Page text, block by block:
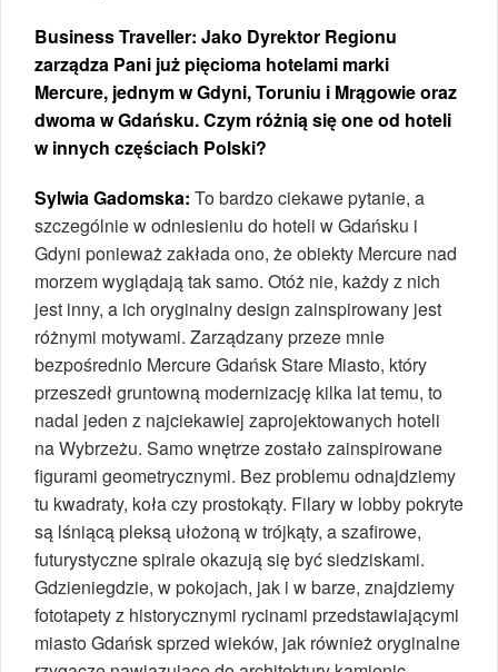
Business Traveller: Jako Dyrektor Regionu
zarządza Pani już pięcioma hotelami marki
Mercure, jednym w Gdyni, Toruniu i Mrągowie oraz
dwoma w Gdańsku. Czym różnią się one od hoteli
w innych częściach Polski?
Sylwia Gadomska: To bardzo ciekawe pytanie, a
szczególnie w odniesieniu do hoteli w Gdańsku i
Gdyni ponieważ zakłada ono, że obiekty Mercure nad
morzem wyglądają tak samo. Otóż nie, każdy z nich
jest inny, a ich oryginalny design zainspirowany jest
różnymi motywami. Zarządzany przeze mnie
bezpośrednio Mercure Gdańsk Stare Miasto, który
przeszedł gruntowną modernizację kilka lat temu, to
nadal jeden z najciekawiej zaprojektowanych hoteli
na Wybrzeżu. Samo wnętrze zostało zainspirowane
figurami geometrycznymi. Bez problemu odnajdziemy
tu kwadraty, koła czy prostokąty. Filary w lobby pokryte
są lśniącą pleksą ułożoną w trójkąty, a szafirowe,
futurystyczne spirale okazują się być siedziskami.
Gdzieniegdzie, w pokojach, jak i w barze, znajdziemy
fototapety z historycznymi rycinami przedstawiającymi
miasto Gdańsk sprzed wieków, jak również oryginalne